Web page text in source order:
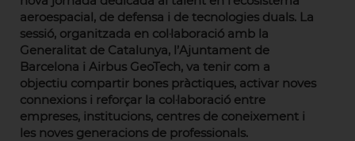
aeroespacial, de defensa i de tecnologies duals. La
sessió, organitzada en col·laboració amb la
Generalitat de Catalunya, l’Ajuntament de
Barcelona i Airbus GeoTech, va tenir com a
objectiu compartir bones pràctiques, activar noves
connexions i reforçar la col·laboració entre
empreses, institucions, centres de coneixement i
les noves generacions de professionals.